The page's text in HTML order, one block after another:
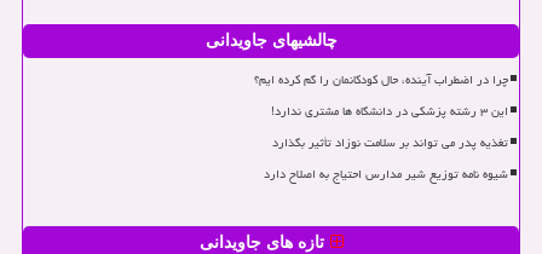
چالشیهای جاویدانی
چرا در اضطراب آینده، حال کودکانمان را گم کرده ایم؟
این ۳ رشته پزشکی در دانشگاه ها مشتری ندارد!
تغذیه پدر می تواند بر سلامت نوزاد تأثیر بگذارد
شیوه نامه توزیع شیر مدارس احتیاج به اصلاح دارد
تازه های جاویدانی